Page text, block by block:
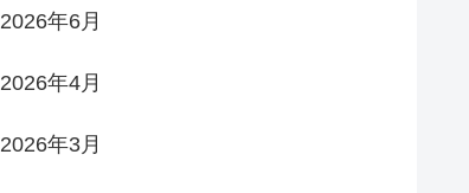
2026年6月
2026年4月
2026年3月